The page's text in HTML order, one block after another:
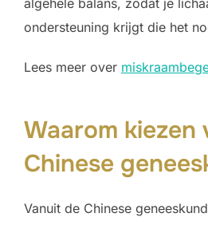
ondersteuning krijgt die het
Lees meer over
Waarom kiezen
Chinese
Vanuit de Chinese